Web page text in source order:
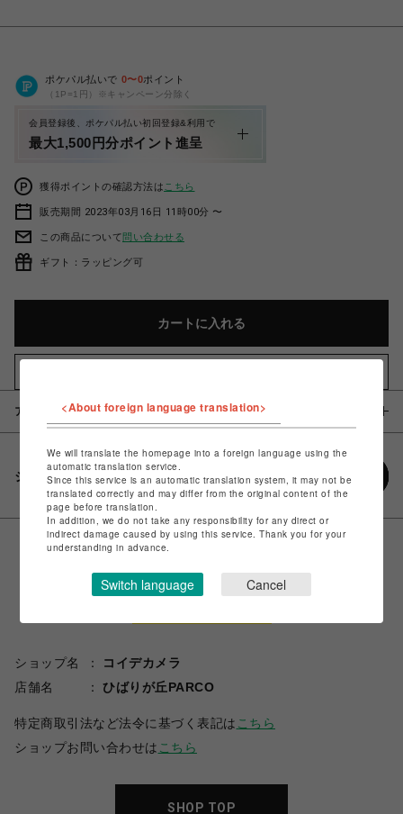
ポケパル払いで 0〜0ポイント
（1P=1円）※キャンペーン分除く
会員登録後、ポケパル払い初回登録&利用で
最大1,500円分ポイント進呈
獲得ポイントの確認方法は こちら
販売期間 2023年03月16日 11時00分 〜
この商品について問い合わせる
ギフト：ラッピング可
カートに入れる
アイテム説明 / 素材
シェアする
ショップ名
コイデカメラ
店舗名
ひばりが丘PARCO
特定商取引法など法令に基づく表記は こちら
ショップお問い合わせは こちら
SHOP TOP
<About foreign language translation>
We will translate the homepage into a foreign language using the
automatic translation service.
Since this service is an automatic translation system, it may not be
translated correctly and may differ from the original content of the
page before translation.
In addition, we do not take any responsibility for any direct or
indirect damage caused by using this service. Thank you for your
understanding in advance.
Switch language Cancel